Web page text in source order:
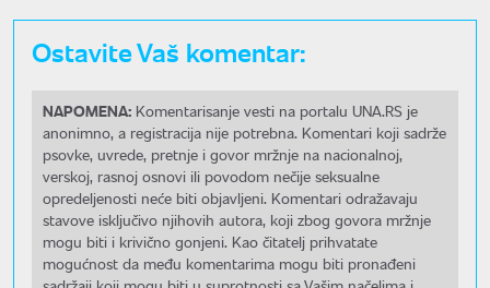
Ostavite Vaš komentar:
NAPOMENA: Komentarisanje vesti na portalu UNA.RS je
anonimno, a registracija nije potrebna. Komentari koji sadrže
psovke, uvrede, pretnje i govor mržnje na nacionalnoj,
verskoj, rasnoj osnovi ili povodom nečije seksualne
opredeljenosti neće biti objavljeni. Komentari odražavaju
stavove isključivo njihovih autora, koji zbog govora mržnje
mogu biti i krivično gonjeni. Kao čitatelj prihvatate
mogućnost da među komentarima mogu biti pronađeni